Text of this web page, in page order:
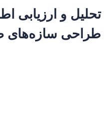
تحلیل و ارزیابی
طراحی سازه‌های